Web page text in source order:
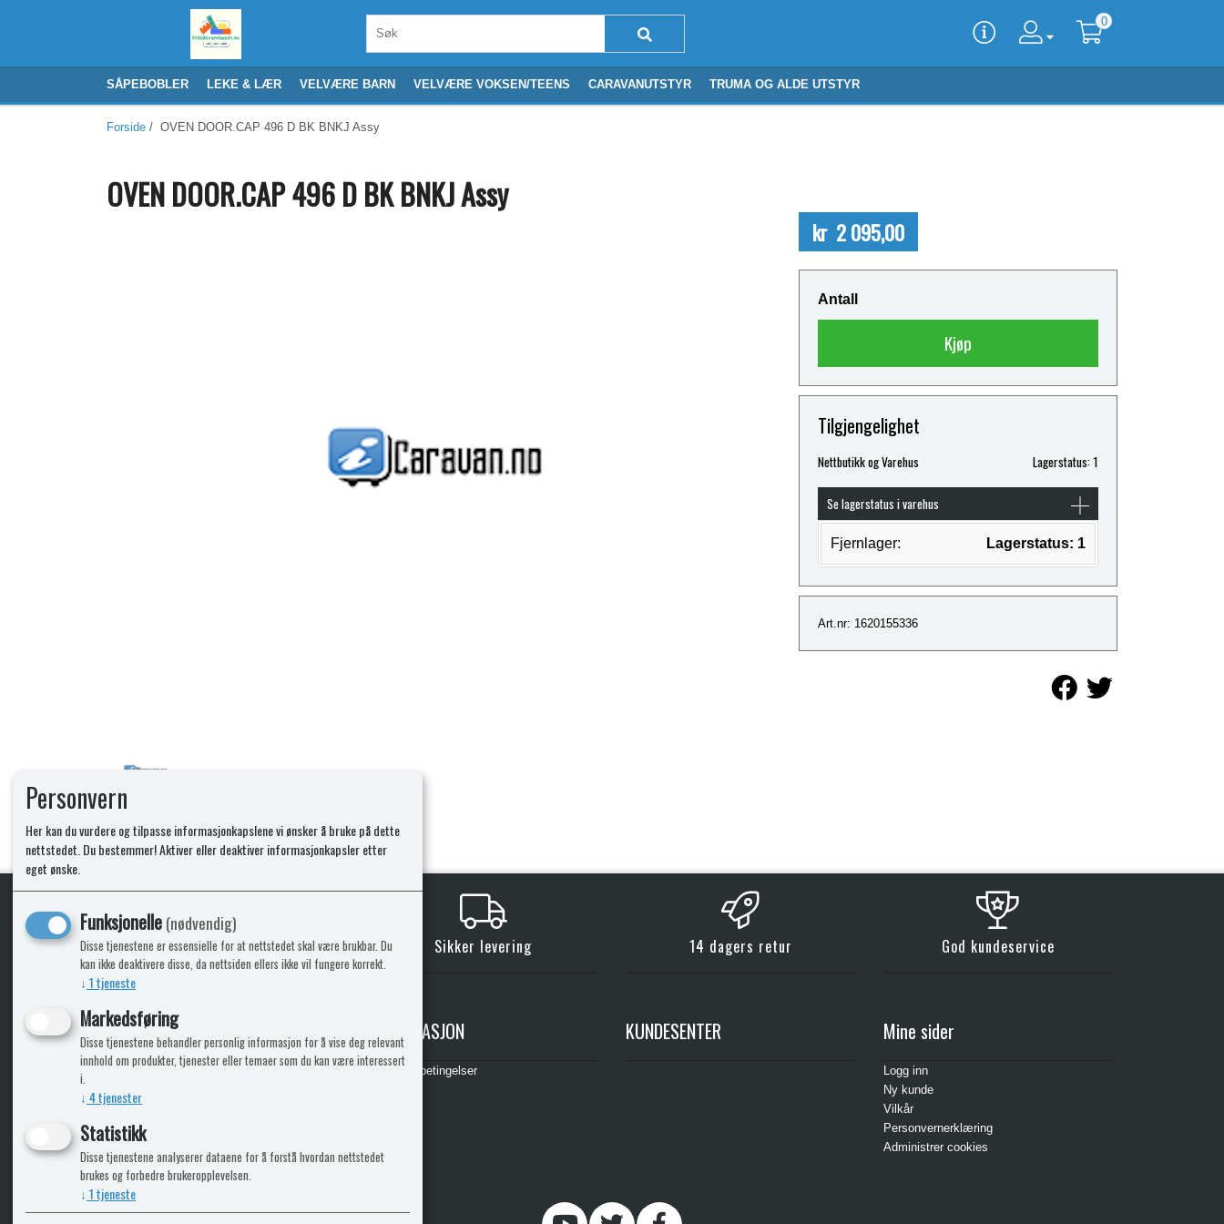
0
SÅPEBOBLER LEKE & LÆR VELVÆRE BARN VELVÆRE VOKSEN/TEENS CARAVANUTSTYR TRUMA OG ALDE UTSTYR
Forside / OVEN DOOR.CAP 496 D BK BNKJ Assy
OVEN DOOR.CAP 496 D BK BNKJ Assy
kr 2 095,00
Antall
Kjøp
Tilgjengelighet
Nettbutikk og Varehus Lagerstatus: 1
Se lagerstatus i varehus
Fjernlager: Lagerstatus: 1
Art.nr: 1620155336
KLikk & hent Sikker levering 14 dagers retur God kundeservice
ICARAVANGRUPPEN
Trumadeler.no
Caravan.no
Fritidsvarehuset.no
Bobilkjeden - iCaravan Tromsø
INFORMASJON
Leveringsbetingelser
KUNDESENTER Mine sider
Logg inn
Ny kunde
Vilkår
Personvernerklæring
Administrer cookies
Personvern
Her kan du vurdere og tilpasse informasjonkapslene vi ønsker å bruke på dette
nettstedet. Du bestemmer! Aktiver eller deaktiver informasjonkapsler etter
eget ønske.
Funksjonelle(nødvendig)
Disse tjenestene er essensielle for at nettstedet skal være brukbar. Du
kan ikke deaktivere disse, da nettsiden ellers ikke vil fungere korrekt.
↓ 1tjeneste
Markedsføring
Disse tjenestene behandler personlig informasjon for å vise deg relevant
innhold om produkter, tjenester eller temaer som du kan være interessert
i.
↓ 4tjenester
Statistikk
Disse tjenestene analyserer dataene for å forstå hvordan nettstedet
brukes og forbedre brukeropplevelsen.
↓ 1tjeneste